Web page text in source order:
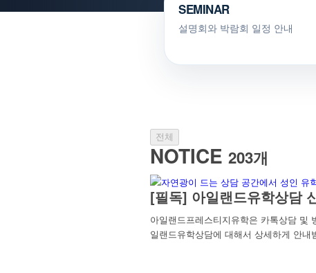
SEMINAR
설명회와 박람회 일정 안내
전체
NOTICE 203개
[필독] 아일랜드유학상담
아일랜드프레스티지유학은 카톡상담 및
일랜드유학상담에 대해서 상세하게 안